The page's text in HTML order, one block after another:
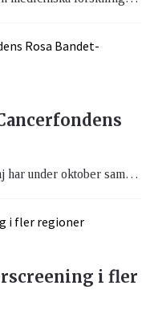
Cancerfondens Rosa Bandet-kampanj har under oktober samlat in hela 94 miljoner kronor till svensk cancerforskning vilket är det bästa resultatet sedan starten 2003.
i fler